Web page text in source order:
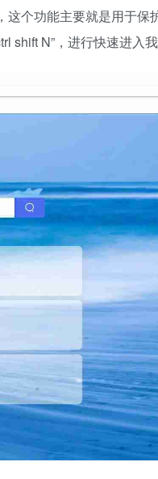
个功能主要就是用于保
shift N”，进行快速进入